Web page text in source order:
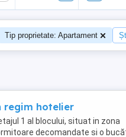
Tip proprietate: Apartament
regim hotelier
1 al blocului, situat in zona
decomandate si o